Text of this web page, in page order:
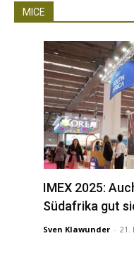
MICE
IMEX 2025:
Südafrika gut
Sven Klawunder - 21.